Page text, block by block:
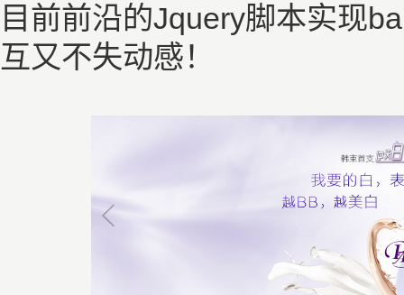
目前前沿的Jquery脚本实现
互又不失动感！